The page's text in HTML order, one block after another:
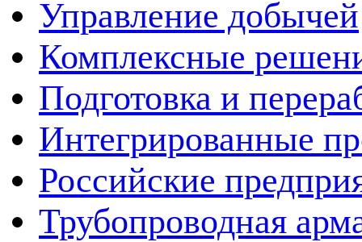
Управление добычей
Комплексные
Подготовка и
Интегрированные
Российские
Трубопроводная